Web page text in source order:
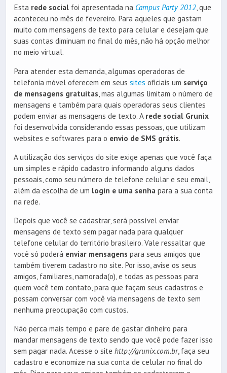
Esta rede social foi apresentada na Campus Party 2012, que
aconteceu no mês de fevereiro. Para aqueles que gastam
muito com mensagens de texto para celular e desejam que
suas contas diminuam no final do mês, não há opção melhor
no meio virtual.
Para atender esta demanda, algumas operadoras de
telefonia móvel oferecem em seus sites oficiais um serviço
de mensagens gratuitas , mas algumas limitam o número de
mensagens e também para quais operadoras seus clientes
podem enviar as mensagens de texto. A rede social Grunix
foi desenvolvida considerando essas pessoas, que utilizam
websites e softwares para o envio de SMS grátis.
A utilização dos serviços do site exige apenas que você faça
um simples e rápido cadastro informando alguns dados
pessoais, como seu número de telefone celular e seu email,
além da escolha de um login e uma senha para a sua conta
na rede.
Depois que você se cadastrar, será possível enviar
mensagens de texto sem pagar nada para qualquer
telefone celular do território brasileiro. Vale ressaltar que
você só poderá enviar mensagens para seus amigos que
também tiverem cadastro no site. Por isso, avise os seus
amigos, familiares, namorada(o), e todas as pessoas para
quem você tem contato, para que façam seus cadastros e
possam conversar com você via mensagens de texto sem
nenhuma preocupação com custos.
Não perca mais tempo e pare de gastar dinheiro para
mandar mensagens de texto sendo que você pode fazer isso
sem pagar nada. Acesse o site http://grunix.com.br, faça seu
cadastro e economize na sua conta de celular no final do